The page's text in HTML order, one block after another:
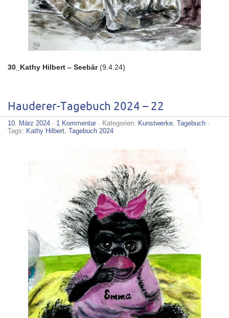
30_Kathy Hilbert – Seebär(9.4.24)
Hauderer-Tagebuch 2024 – 22
10. März 2024 · 1 Kommentar · Kategorien: Kunstwerke Tagebuch ·
Tags: Kathy Hilbert Tagebuch 2024